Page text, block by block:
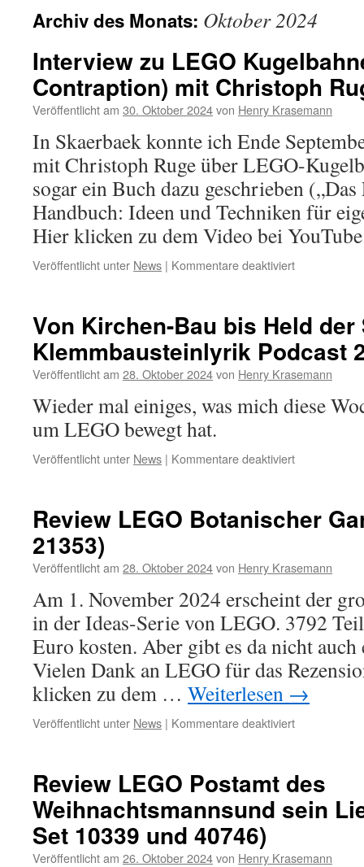
Archiv des Monats: Oktober 2024
Interview zu LEGO
Contraption) mit Christoph
Veröffentlicht am 30. Oktober 2024von Henry Krasemann
In Skaerbaek konnte ich Ende
mit Christoph Ruge über LEGO-
sogar ein Buch dazu geschrieben
Handbuch: Ideen und Techniken für
Hier klicken zu dem Video bei
Veröffentlicht unter News | Kommentare deaktiviertfür
Kugelbahnen
(Great
Ball
Contraption)
Christoph
Von Kirchen-Bau bis Held
Klemmbausteinlyrik Podcast
Veröffentlicht am 28. Oktober 2024von Henry Krasemann
Wieder mal einiges, was mich diese
um LEGO bewegt hat.
Veröffentlicht unter News | Kommentare deaktiviertfür
bis
Steine-
Podcast
28.10.2024
Review LEGO Botanischer
21353)
Veröffentlicht am 28. Oktober 2024von Henry Krasemann
Am 1. November 2024 erscheint der
in der Ideas-Serie von LEGO. 3792
Euro kosten. Aber gibt es da nicht auch
Vielen Dank an LEGO für das
klicken zu dem … Weiterlesen →
Veröffentlicht unter News | Kommentare deaktiviertfür
Garten
(Ideas
Set
Review LEGO Postamt des
Weihnachtsmannsund sein
Set 10339 und 40746)
Veröffentlicht am 26. Oktober 2024von Henry Krasemann